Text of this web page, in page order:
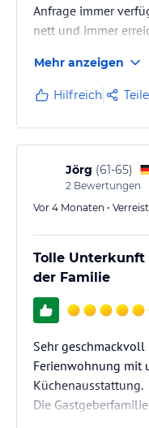
Anfrage immer
nett und immer
waren zu 9. und
weiterempfehlen!
Mehr anzeigen
Hilfreich
Jörg (61-65)
2 Bewertungen
Vor 4 Monaten •
Tolle
der Familie
Sehr
Ferienwohnung mit
Küchenausstattung.
Die